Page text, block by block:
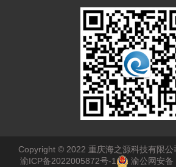
Copyright © 2022 重庆海之源科技有限公
渝ICP备2022005872号-1
渝公网安